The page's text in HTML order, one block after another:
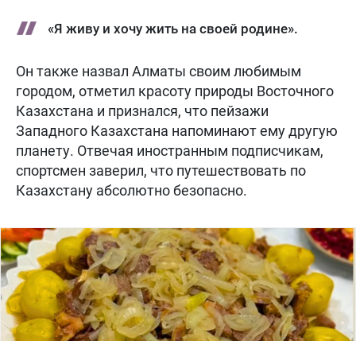
«Я живу и хочу жить на своей родине».
Он также назвал Алматы своим любимым
городом, отметил красоту природы Восточного
Казахстана и признался, что пейзажи
Западного Казахстана напоминают ему другую
планету. Отвечая иностранным подписчикам,
спортсмен заверил, что путешествовать по
Казахстану абсолютно безопасно.